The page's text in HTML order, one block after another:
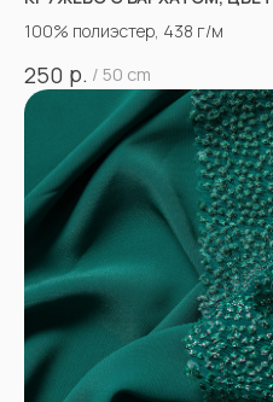
100% полиэстер, 438 г/м
250 р. / 50 cm